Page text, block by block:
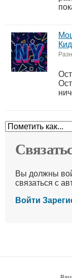
Вы должны
связаться с
Войти